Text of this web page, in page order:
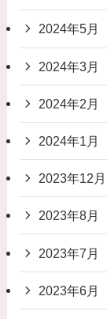
2024年5月
2024年3月
2024年2月
2024年1月
2023年12月
2023年8月
2023年7月
2023年6月